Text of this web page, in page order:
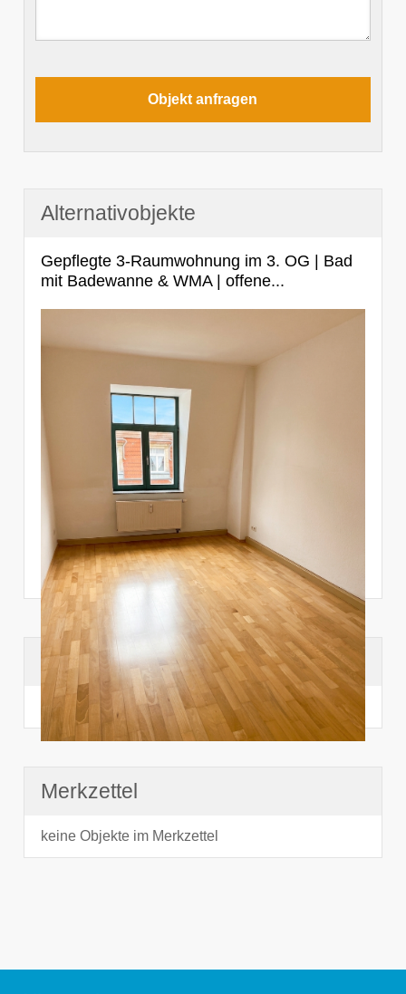
Alternativobjekte
Gepflegte 3-Raumwohnung im 3. OG | Bad
mit Badewanne & WMA | offene...
Suchhistorie
noch nichts angesehen
Merkzettel
keine Objekte im Merkzettel